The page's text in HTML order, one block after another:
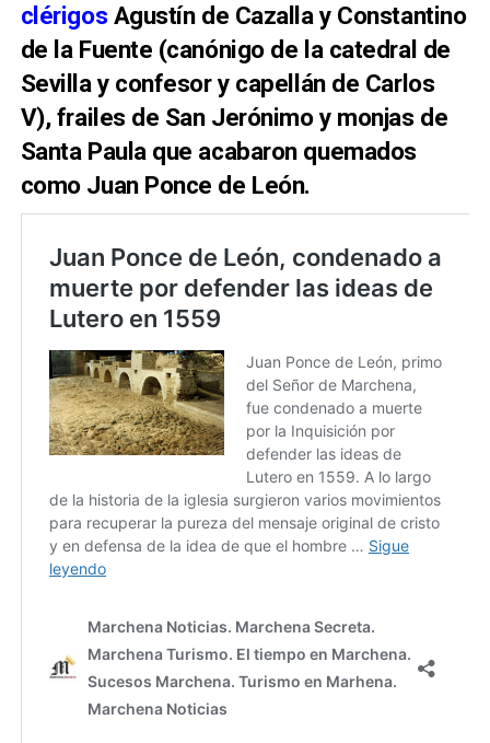
clérigosAgustín de Cazalla y Constantino
de la Fuente (canónigo de la catedral de
Sevilla y confesor y capellán de Carlos
V), frailes de San Jerónimo y monjas de
Santa Paula que acabaron quemados
como Juan Ponce de León.